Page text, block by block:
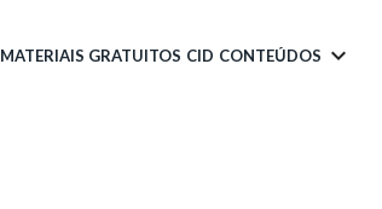
MATERIAIS GRATUITOS CID CONTEÚDOS